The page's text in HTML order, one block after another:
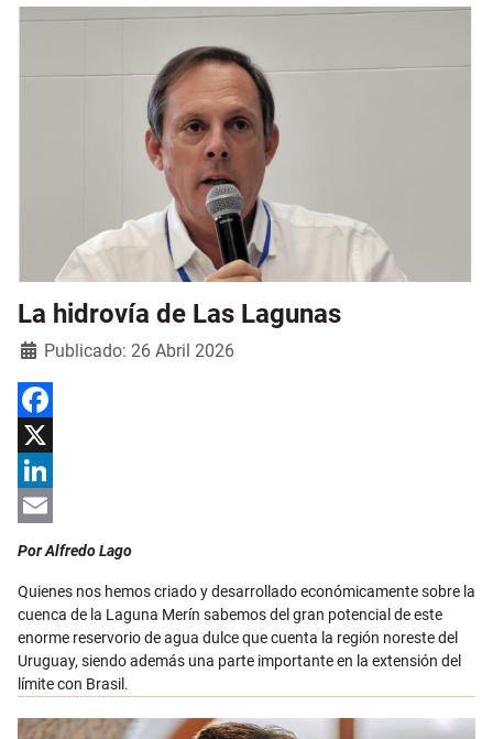
La hidrovía de Las Lagunas
DetallesPublicado: 26 Abril 2026
Facebook
X
LinkedIn
Email
Por Alfredo Lago
Quienes nos hemos criado y desarrollado económicamente sobre la
cuenca de la Laguna Merín sabemos del gran potencial de este
enorme reservorio de agua dulce que cuenta la región noreste del
Uruguay, siendo además una parte importante en la extensión del
límite con Brasil.